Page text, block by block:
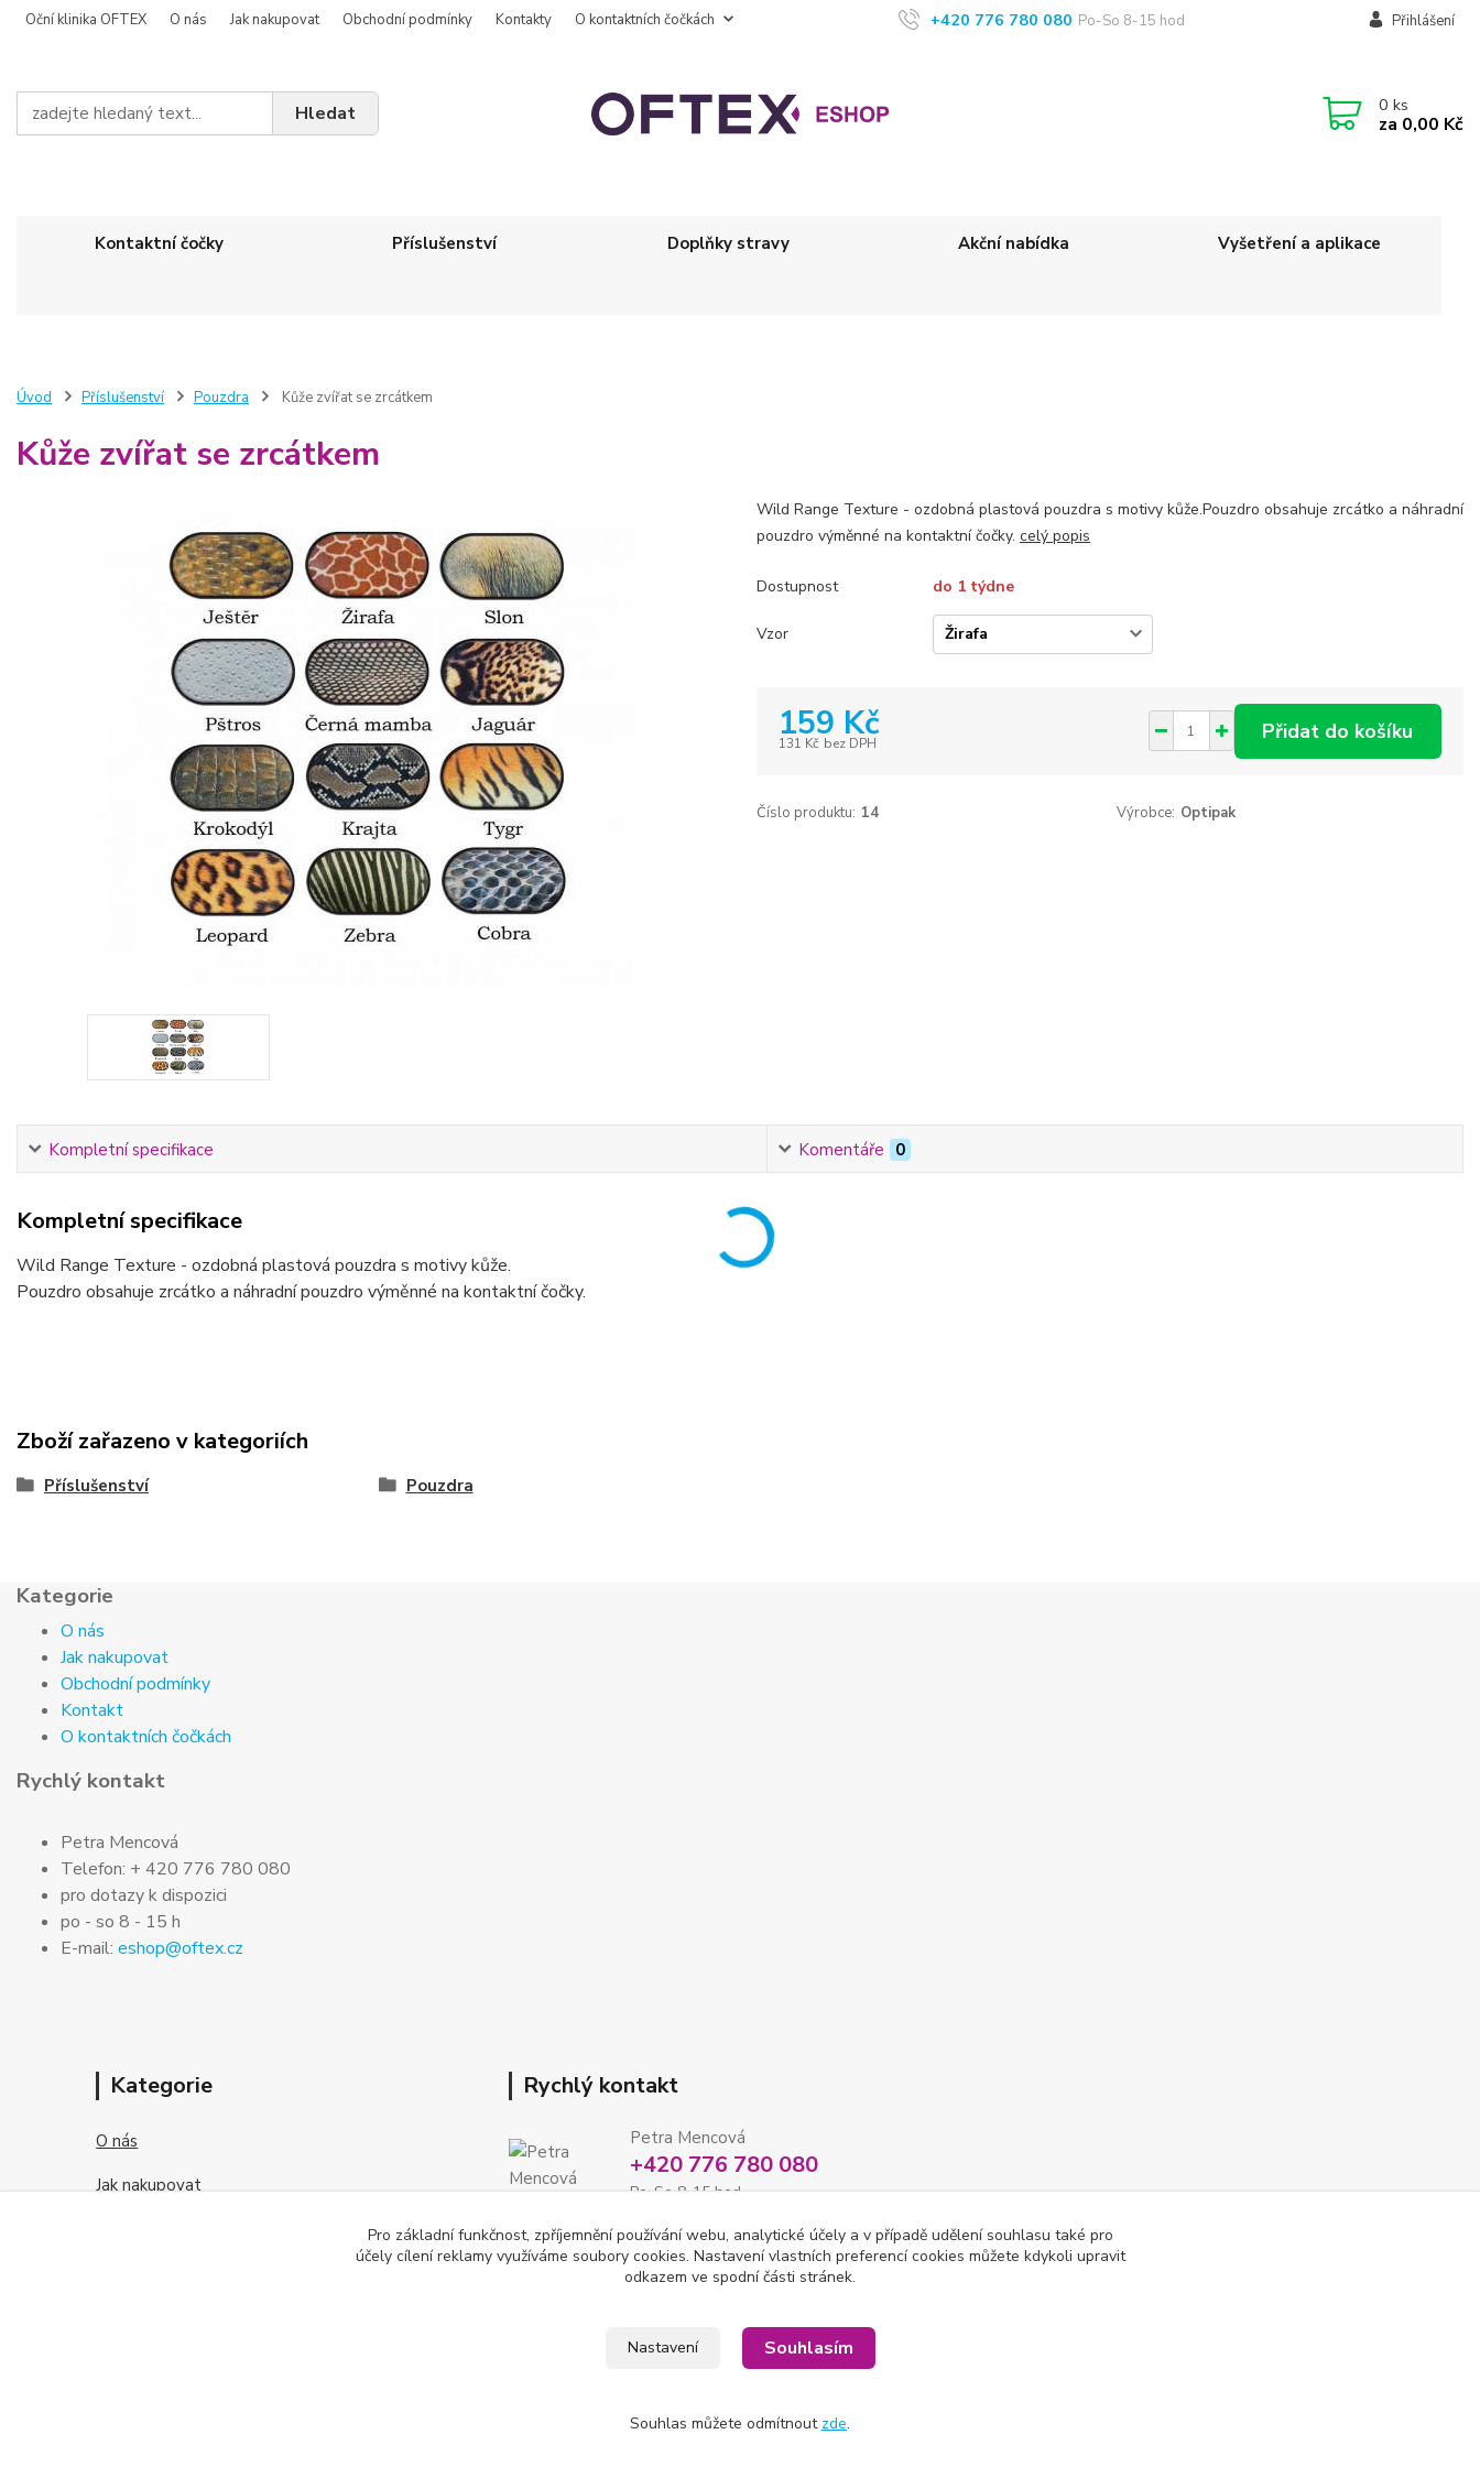
Oční klinika OFTEX O nás Jak nakupovat Obchodní podmínky Kontakty O kontaktních čočkách Přihlášení
Hledat
+420 776 780 080 Po-So 8-15 hod
0 ks
za 0,00 Kč
Kontaktní čočky Příslušenství Doplňky stravy Akční nabídka Vyšetření a aplikace
Úvod Příslušenství Pouzdra Kůže zvířat se zrcátkem
Kůže zvířat se zrcátkem
Wild Range Texture - ozdobná plastová pouzdra s motivy kůže.Pouzdro obsahuje zrcátko a náhradní
pouzdro výměnné na kontaktní čočky. celý popis
Dostupnost do 1 týdne
Vzor
159 Kč
131 Kč bez DPH Přidat do košíku
Číslo produktu: 14 Výrobce: Optipak
Kompletní specifikace Komentáře 0
Kompletní specifikace
Wild Range Texture - ozdobná plastová pouzdra s motivy kůže.
Pouzdro obsahuje zrcátko a náhradní pouzdro výměnné na kontaktní čočky.
Zboží zařazeno v kategoriích
Příslušenství Pouzdra
Kategorie
O nás
Jak nakupovat
Obchodní podmínky
Kontakt
O kontaktních čočkách
Rychlý kontakt
Petra Mencová
Telefon: + 420 776 780 080
pro dotazy k dispozici
po - so 8 - 15 h
E-mail: eshop@oftex.cz
Kategorie
O nás
Jak nakupovat
Rychlý kontakt
Petra Mencová
+420 776 780 080
Po-So 8-15 hod
eshop@oftex.cz
Pro základní funkčnost, zpříjemnění používání webu, analytické účely a v případě udělení souhlasu také pro
účely cílení reklamy využíváme soubory cookies. Nastavení vlastních preferencí cookies můžete kdykoli upravit
odkazem ve spodní části stránek.
Nastavení Souhlasím
Souhlas můžete odmítnout zde.